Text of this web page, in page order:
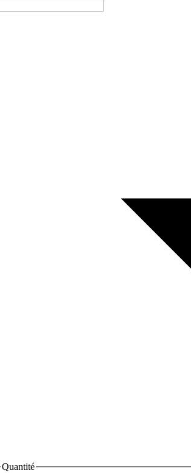
Quantité